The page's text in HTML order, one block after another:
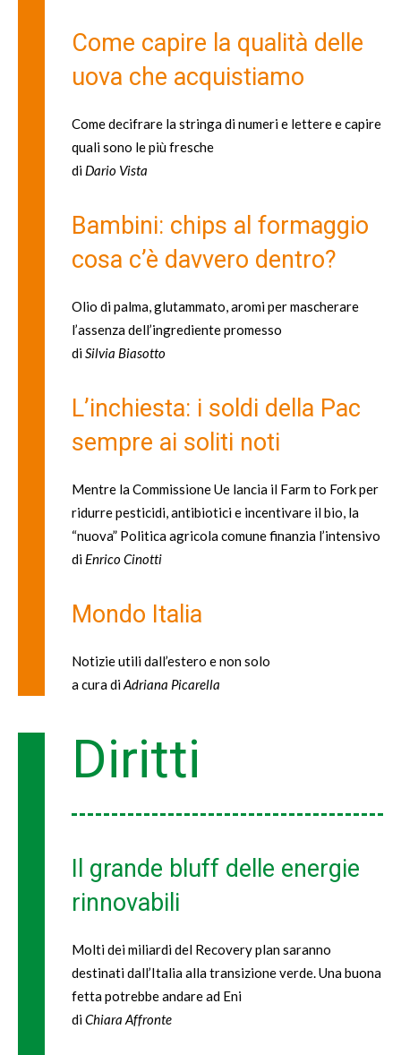
Come capire la qualità delle
uova che acquistiamo
Come decifrare la stringa di numeri e lettere e capire
quali sono le più fresche
di Dario Vista
Bambini: chips al formaggio
cosa c’è davvero dentro?
Olio di palma, glutammato, aromi per mascherare
l’assenza dell’ingrediente promesso
diSilvia Biasotto
L’inchiesta: i soldi della Pac
sempre ai soliti noti
Mentre la Commissione Ue lancia il Farm to Fork per
ridurre pesticidi, antibiotici e incentivare il bio, la
“nuova” Politica agricola comune finanzia l’intensivo
di Enrico Cinotti
Mondo Italia
Notizie utili dall’estero e non solo
a cura diAdriana Picarella
Diritti
Il grande bluff delle energie
rinnovabili
Molti dei miliardi del Recovery plan saranno
destinati dall’Italia alla transizione verde. Una buona
fetta potrebbe andare ad Eni
diChiara Affronte